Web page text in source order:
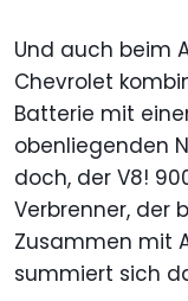
Und auch beim
Chevrolet
Batterie mit
obenliegenden
doch, der V8!
Verbrenner, der
Zusammen mit
summiert sich